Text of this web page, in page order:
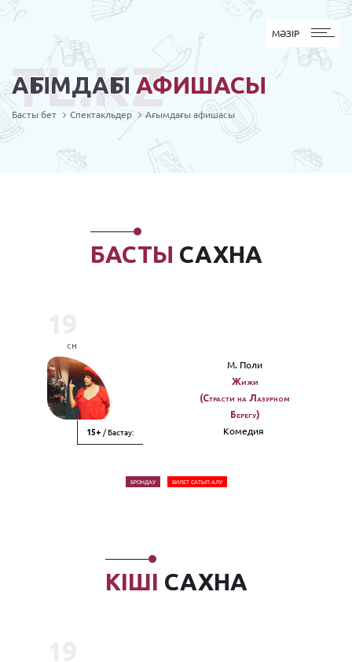
MӘЗІР
МӘЗІР
АҒЫМДАҒЫ АФИШАСЫ
TL.KZ
Басты бет Спектакльдер Ағымдағы афишасы
БАСТЫ САХНА
сн
15+ / Бастау:
М. Поли
Жижи
(Страсти на Лазурном
Берегу)
Комедия
БРОНДАУ БИЛЕТ САТЫП АЛУ
КІШІ САХНА